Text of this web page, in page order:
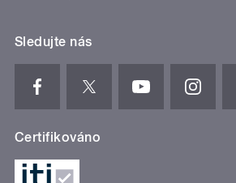
Sledujte nás
Certifikováno